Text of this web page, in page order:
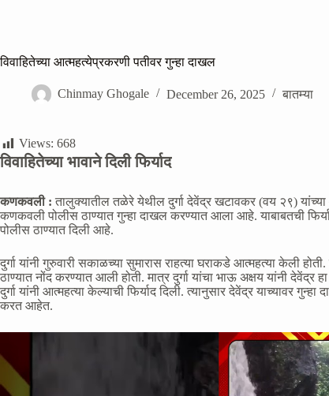
विवाहितेच्या आत्महत्येप्रकरणी पतीवर गुन्हा दाखल
Chinmay Ghogale December 26, 2025 बातम्या
Views: 668
विवाहितेच्या भावाने दिली फिर्याद
कणकवली : तालुक्यातील तळेरे येथील दुर्गा देवेंद्र खटावकर (वय २९)
कणकवली पोलीस ठाण्यात गुन्हा दाखल करण्यात आला आहे. याबाबतची
पोलीस ठाण्यात दिली आहे.
दुर्गा यांनी गुरुवारी सकाळच्या सुमारास राहत्या घराकडे आत्महत्या केली
ठाण्यात नोंद करण्यात आली होती. मात्र दुर्गा यांचा भाऊ अक्षय यांनी देवेंद्र
दुर्गा यांनी आत्महत्या केल्याची फिर्याद दिली. त्यानुसार देवेंद्र याच्यावर
करत आहेत.